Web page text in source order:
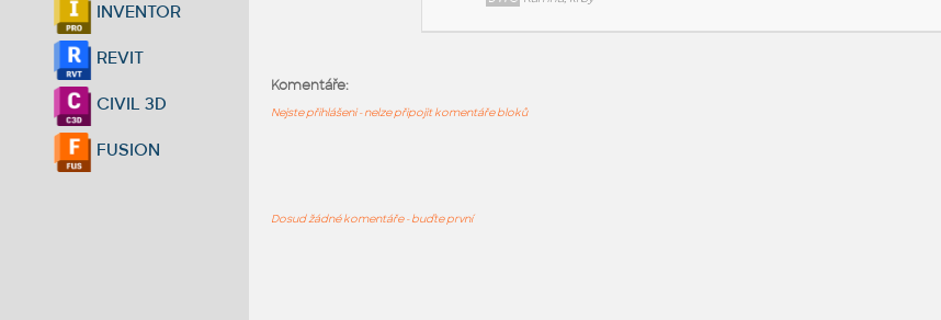
INVENTOR
REVIT
CIVIL 3D
FUSION
Komentáře:
Nejste přihlášeni - nelze připojit komentáře bloků
Dosud žádné komentáře - buďte první